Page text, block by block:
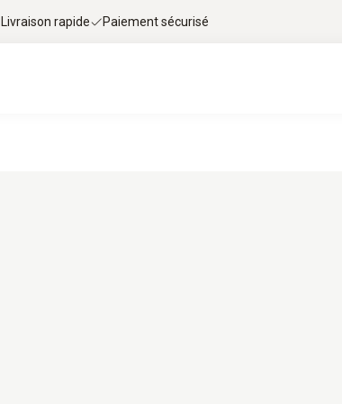
Livraison rapide Paiement sécurisé